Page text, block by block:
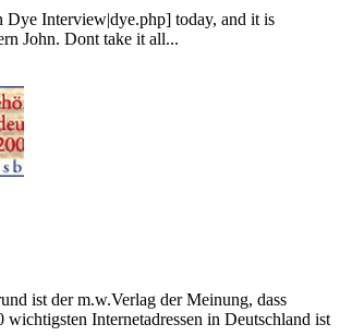
Dye Interview|dye.php] today, and it is
John. Dont take it all...
ist der m.w.Verlag der Meinung, dass
wichtigsten Internetadressen in Deutschland ist